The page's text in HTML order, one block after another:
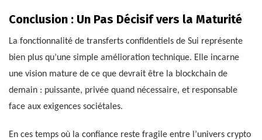
Conclusion : Un Pas Décisif vers la Maturité
La fonctionnalité de transferts confidentiels de Sui représente
bien plus qu’une simple amélioration technique. Elle incarne
une vision mature de ce que devrait être la blockchain de
demain : puissante, privée quand nécessaire, et responsable
face aux exigences sociétales.
En ces temps où la confiance reste fragile entre l’univers crypto